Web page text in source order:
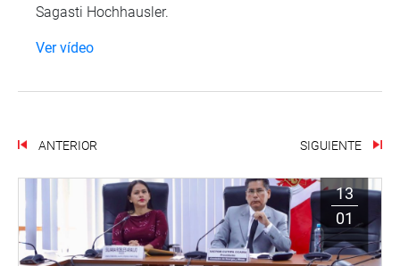
Sagasti Hochhausler.
Ver vídeo
ANTERIOR SIGUIENTE
13
01